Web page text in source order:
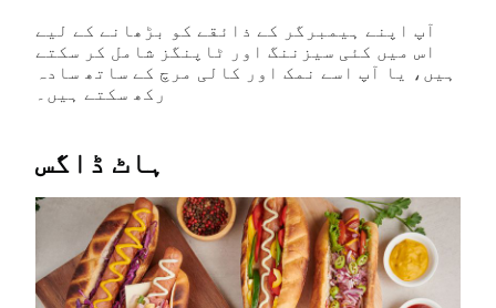
آپ اپنے ہیمبرگر کے ذائقے کو بڑھانے کے لیے
اس میں کئی سیزننگ اور ٹاپنگز شامل کر سکتے
ہیں، یا آپ اسے نمک اور کالی مرچ کے ساتھ سادہ
رکھ سکتے ہیں۔
ہاٹ ڈاگس